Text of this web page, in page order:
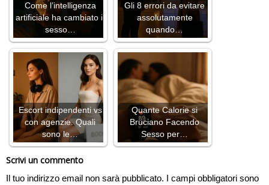
Come l’intelligenza
artificiale ha cambiato il
sesso…
Gli 8 errori da evitare
assolutamente
quando…
Escort indipendenti vs
con agenzie. Quali
sono le…
Quante Calorie si
Bruciano Facendo
Sesso per…
Scrivi un commento
Il tuo indirizzo email non sarà pubblicato. I campi obbligatori sono